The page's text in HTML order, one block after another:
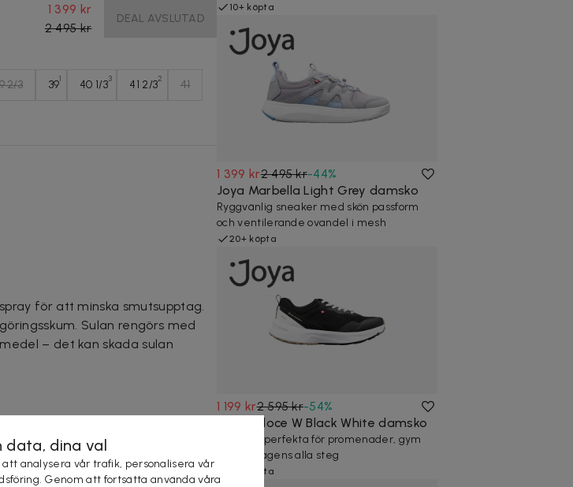
1 399 kr
2 495 kr
2/3 391 40 1/33 41 2/32 41
DEAL AVSLUTAD
för att minska smutsupptag.
Sulan rengörs med
– det kan skada sulan
10+ köpta
1 399 kr2 495 kr-44%
Joya Marbella Light Grey damsko
Ryggvänlig sneaker med skön passform
och ventilerande ovandel i mesh
20+ köpta
1 199 kr2 595 kr-54%
Joya Veloce W Black White damsko
Damskor perfekta för promenader, gym
och vardagens alla steg
10+ köpta
data, dina val
att analysera vår trafik, personalisera vår
Genom att fortsätta använda våra